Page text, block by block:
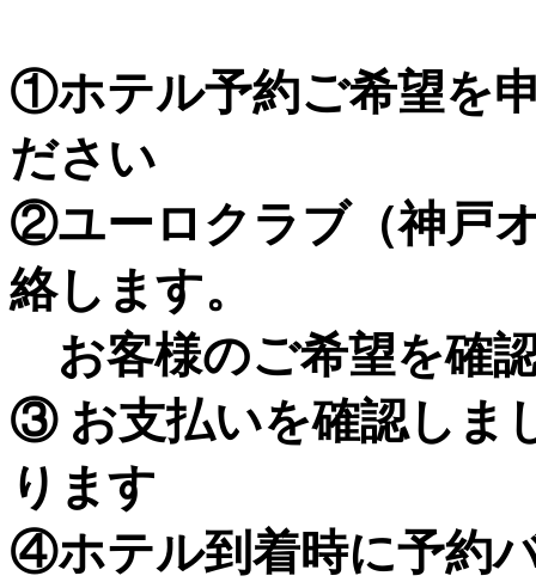
①ホテル予約ご希望を
ださい
②ユーロクラブ（神戸
絡します。
お客様のご希望を確
③ お支払いを確認しま
ります
④ホテル到着時に予約